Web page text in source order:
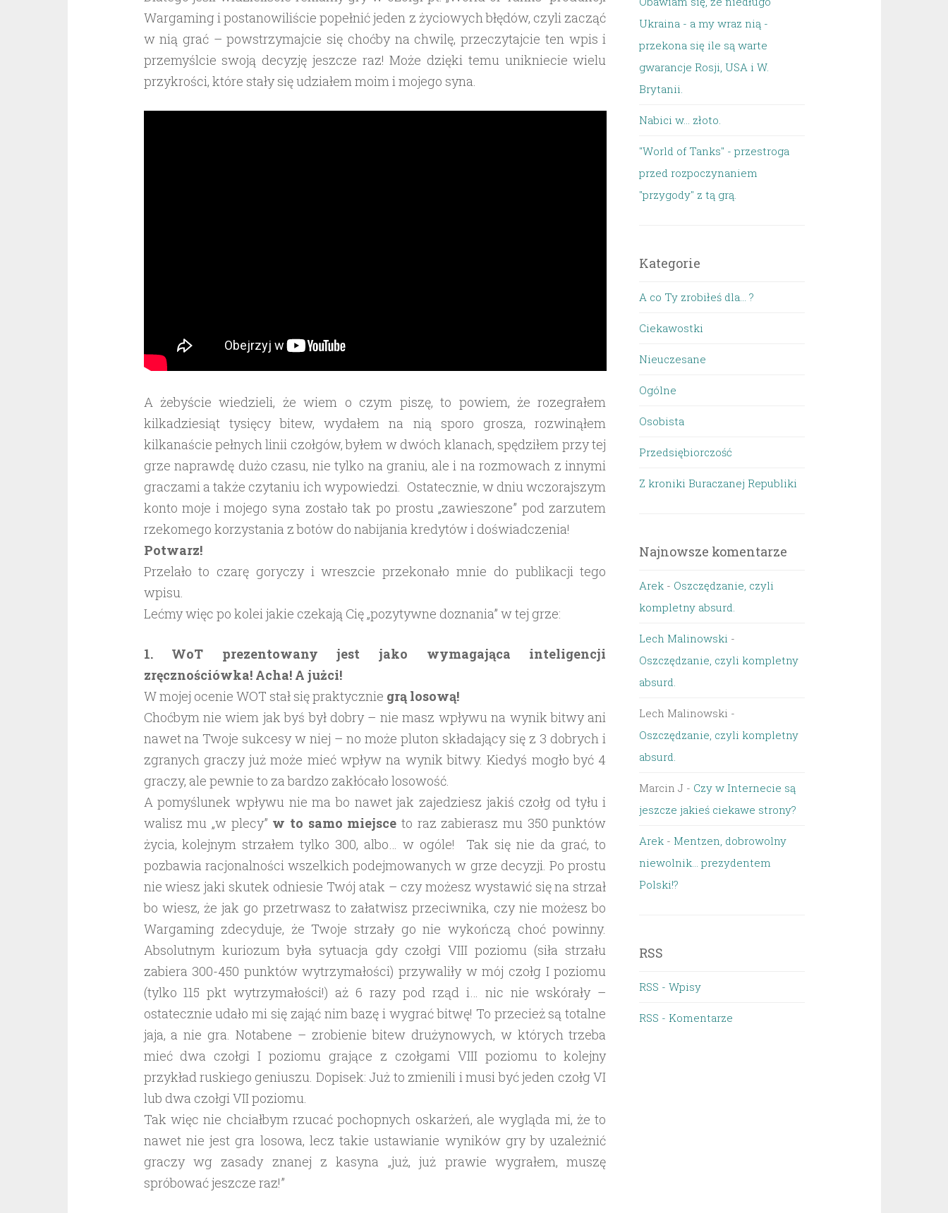
Wargaming i postanowiliście popełnić jeden z życiowych błędów, czyli zacząć
w nią grać – powstrzymajcie się choćby na chwilę, przeczytajcie ten wpis i
przemyślcie swoją decyzję jeszcze raz! Może dzięki temu unikniecie wielu
przykrości, które stały się udziałem moim i mojego syna.
A żebyście wiedzieli, że wiem o czym piszę, to powiem, że rozegrałem
kilkadziesiąt tysięcy bitew, wydałem na nią sporo grosza, rozwinąłem
kilkanaście pełnych linii czołgów, byłem w dwóch klanach, spędziłem przy tej
grze naprawdę dużo czasu, nie tylko na graniu, ale i na rozmowach z innymi
graczami a także czytaniu ich wypowiedzi. Ostatecznie, w dniu wczorajszym
konto moje i mojego syna zostało tak po prostu „zawieszone” pod zarzutem
rzekomego korzystania z botów do nabijania kredytów i doświadczenia!
Potwarz!
Przelało to czarę goryczy i wreszcie przekonało mnie do publikacji tego
wpisu.
Lećmy więc po kolei jakie czekają Cię „pozytywne doznania” w tej grze:
1. WoT prezentowany jest jako wymagająca inteligencji
zręcznościówka! Acha! A jużci!
W mojej ocenie WOT stał się praktycznie grą losową!
Choćbym nie wiem jak byś był dobry – nie masz wpływu na wynik bitwy ani
nawet na Twoje sukcesy w niej – no może pluton składający się z 3 dobrych i
zgranych graczy już może mieć wpływ na wynik bitwy. Kiedyś mogło być 4
graczy, ale pewnie to za bardzo zakłócało losowość.
A pomyślunek wpływu nie ma bo nawet jak zajedziesz jakiś czołg od tyłu i
walisz mu „w plecy” w to samo miejsce to raz zabierasz mu 350 punktów
życia, kolejnym strzałem tylko 300, albo… w ogóle! Tak się nie da grać, to
pozbawia racjonalności wszelkich podejmowanych w grze decyzji. Po prostu
nie wiesz jaki skutek odniesie Twój atak – czy możesz wystawić się na strzał
bo wiesz, że jak go przetrwasz to załatwisz przeciwnika, czy nie możesz bo
Wargaming zdecyduje, że Twoje strzały go nie wykończą choć powinny.
Absolutnym kuriozum była sytuacja gdy czołgi VIII poziomu (siła strzału
zabiera 300-450 punktów wytrzymałości) przywaliły w mój czołg I poziomu
(tylko 115 pkt wytrzymałości!) aż 6 razy pod rząd i… nic nie wskórały –
ostatecznie udało mi się zająć nim bazę i wygrać bitwę! To przecież są totalne
jaja, a nie gra. Notabene – zrobienie bitew drużynowych, w których trzeba
mieć dwa czołgi I poziomu grające z czołgami VIII poziomu to kolejny
przykład ruskiego geniuszu. Dopisek: Już to zmienili i musi być jeden czołg VI
lub dwa czołgi VII poziomu.
Tak więc nie chciałbym rzucać pochopnych oskarżeń, ale wygląda mi, że to
nawet nie jest gra losowa, lecz takie ustawianie wyników gry by uzależnić
graczy wg zasady znanej z kasyna „już, już prawie wygrałem, muszę
spróbować jeszcze raz!”
Ukraina - a my wraz nią -
przekona się ile są warte
gwarancje Rosji, USA i W.
Brytanii.
Nabici w... złoto.
"World of Tanks" - przestroga
przed rozpoczynaniem
"przygody" z tą grą.
Kategorie
A co Ty zrobiłeś dla… ?
Ciekawostki
Nieuczesane
Ogólne
Osobista
Przedsiębiorczość
Z kroniki Buraczanej Republiki
Najnowsze komentarze
Arek - Oszczędzanie, czyli
kompletny absurd.
Lech Malinowski -
Oszczędzanie, czyli kompletny
absurd.
Lech Malinowski -
Oszczędzanie, czyli kompletny
absurd.
Marcin J - Czy w Internecie są
jeszcze jakieś ciekawe strony?
Arek - Mentzen, dobrowolny
niewolnik… prezydentem
Polski!?
RSS
RSS - Wpisy
RSS - Komentarze